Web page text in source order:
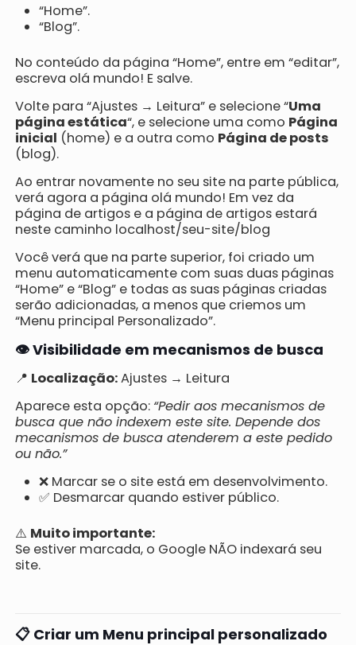
“Home”.
“Blog”.
No conteúdo da página “Home”, entre em “editar”,
escreva olá mundo! E salve.
Volte para “Ajustes → Leitura” e selecione “Uma
página estática“, e selecione uma como Página
inicial (home) e a outra como Página de posts
(blog).
Ao entrar novamente no seu site na parte pública,
verá agora a página olá mundo! Em vez da
página de artigos e a página de artigos estará
neste caminho localhost/seu-site/blog
Você verá que na parte superior, foi criado um
menu automaticamente com suas duas páginas
“Home” e “Blog” e todas as suas páginas criadas
serão adicionadas, a menos que criemos um
“Menu principal Personalizado”.
👁️ Visibilidade em mecanismos de busca
📍 Localização:Ajustes → Leitura
Aparece esta opção: “Pedir aos mecanismos de
busca que não indexem este site. Depende dos
mecanismos de busca atenderem a este pedido
ou não.”
❌ Marcar se o site está em desenvolvimento.
✅ Desmarcar quando estiver público.
⚠️ Muito importante:
Se estiver marcada, o Google NÃO indexará seu
site.
📋 Criar um Menu principal personalizado